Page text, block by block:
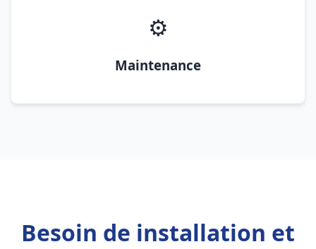
⚙️
Maintenance
Besoin de installation et